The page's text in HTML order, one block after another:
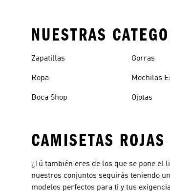
NUESTRAS
Zapatillas
Ropa
Boca Shop
Gorras
Mochilas
Ojotas
CAMISETAS ROJAS
¿Tú también eres de los que se pone el
nuestros conjuntos seguirás teniendo
modelos perfectos para ti y tus